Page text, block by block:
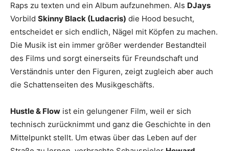
Raps zu texten und ein Album aufzunehmen. Als DJays
Vorbild Skinny Black (Ludacris) die Hood besucht,
entscheidet er sich endlich, Nägel mit Köpfen zu machen.
Die Musik ist ein immer größer werdender Bestandteil
des Films und sorgt einerseits für Freundschaft und
Verständnis unter den Figuren, zeigt zugleich aber auch
die Schattenseiten des Musikgeschäfts.
Hustle & Flow ist ein gelungener Film, weil er sich
technisch zurücknimmt und ganz die Geschichte in den
Mittelpunkt stellt. Um etwas über das Leben auf der